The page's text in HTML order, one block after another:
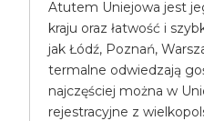
Atutem Uniejowa jest
kraju oraz łatwość i
jak Łódź, Poznań,
termalne odwiedzają
najczęściej można w
rejestracyjne z